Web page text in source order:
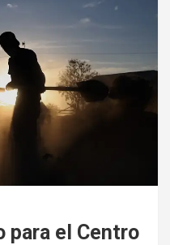
para el Centro